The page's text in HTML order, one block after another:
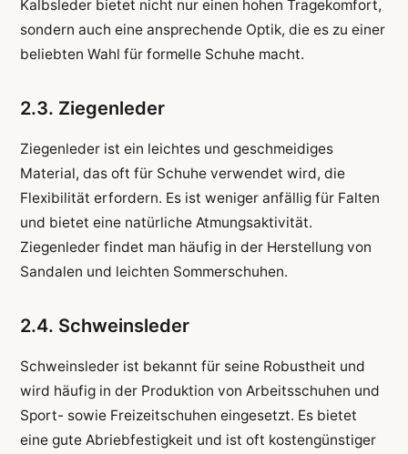
Kalbsleder bietet nicht nur einen hohen Tragekomfort,
sondern auch eine ansprechende Optik, die es zu einer
beliebten Wahl für formelle Schuhe macht.
2.3. Ziegenleder
Ziegenleder ist ein leichtes und geschmeidiges
Material, das oft für Schuhe verwendet wird, die
Flexibilität erfordern. Es ist weniger anfällig für Falten
und bietet eine natürliche Atmungsaktivität.
Ziegenleder findet man häufig in der Herstellung von
Sandalen und leichten Sommerschuhen.
2.4. Schweinsleder
Schweinsleder ist bekannt für seine Robustheit und
wird häufig in der Produktion von Arbeitsschuhen und
Sport- sowie Freizeitschuhen eingesetzt. Es bietet
eine gute Abriebfestigkeit und ist oft kostengünstiger